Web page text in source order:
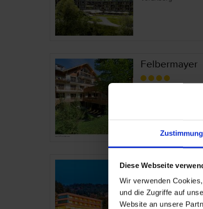
Zustimmung
Diese Webseite
Wir verwenden
und die Zugriffe auf
Website an unsere
Felbermayer
Fritsch am
Österreich –
Vorarlberg